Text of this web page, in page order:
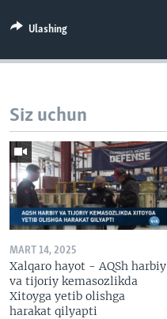
Ulashing
Siz uchun
MART 14, 2025
Xalqaro hayot - AQSh harbiy
va tijoriy kemasozlikda
Xitoyga yetib olishga
harakat qilyapti